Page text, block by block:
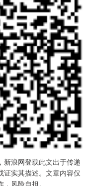
新浪网登载此文出于传递
实其描述。文章内容仅
风险自担。